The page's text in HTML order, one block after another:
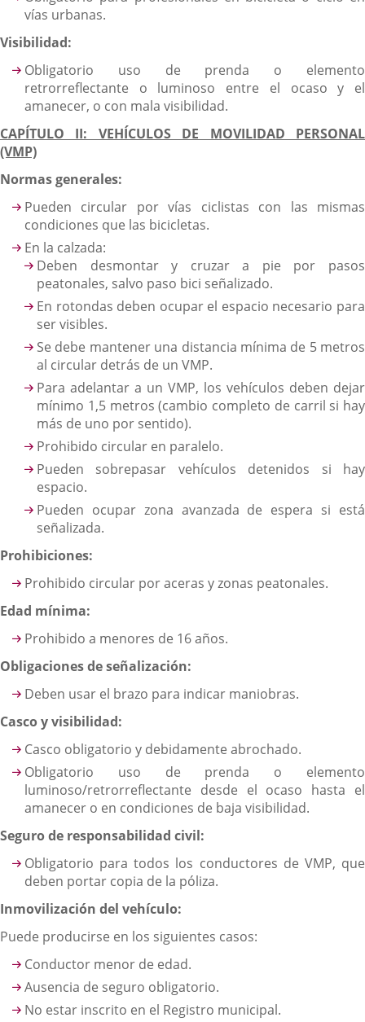
vías urbanas.
Visibilidad:
Obligatorio uso de prenda o elemento
retrorreflectante o luminoso entre el ocaso y el
amanecer, o con mala visibilidad.
CAPÍTULO II: VEHÍCULOS DE MOVILIDAD PERSONAL
(VMP)
Normas generales:
Pueden circular por vías ciclistas con las mismas
condiciones que las bicicletas.
En la calzada:
Deben desmontar y cruzar a pie por pasos
peatonales, salvo paso bici señalizado.
En rotondas deben ocupar el espacio necesario para
ser visibles.
Se debe mantener una distancia mínima de 5 metros
al circular detrás de un VMP.
Para adelantar a un VMP, los vehículos deben dejar
mínimo 1,5 metros (cambio completo de carril si hay
más de uno por sentido).
Prohibido circular en paralelo.
Pueden sobrepasar vehículos detenidos si hay
espacio.
Pueden ocupar zona avanzada de espera si está
señalizada.
Prohibiciones:
Prohibido circular por aceras y zonas peatonales.
Edad mínima:
Prohibido a menores de 16 años.
Obligaciones de señalización:
Deben usar el brazo para indicar maniobras.
Casco y visibilidad:
Casco obligatorio y debidamente abrochado.
Obligatorio uso de prenda o elemento
luminoso/retrorreflectante desde el ocaso hasta el
amanecer o en condiciones de baja visibilidad.
Seguro de responsabilidad civil:
Obligatorio para todos los conductores de VMP, que
deben portar copia de la póliza.
Inmovilización del vehículo:
Puede producirse en los siguientes casos:
Conductor menor de edad.
Ausencia de seguro obligatorio.
No estar inscrito en el Registro municipal.